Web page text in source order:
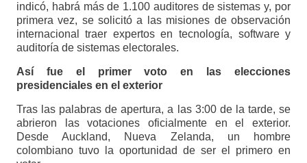
indicó, habrá más de 1.100 auditores de sistemas y, por
primera vez, se solicitó a las misiones de observación
internacional traer expertos en tecnología, software y
auditoría de sistemas electorales.
Así fue el primer voto en las elecciones
presidenciales en el exterior
Tras las palabras de apertura, a las 3:00 de la tarde, se
abrieron las votaciones oficialmente en el exterior.
Desde Auckland, Nueva Zelanda, un hombre
colombiano tuvo la oportunidad de ser el primero en